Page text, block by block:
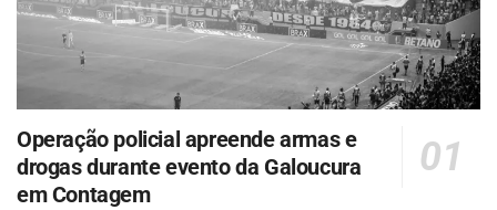
Operação policial apreende armas e
drogas durante evento da Galoucura
em Contagem